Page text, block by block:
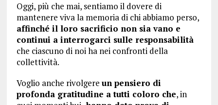
Oggi, più che mai, sentiamo il dovere di
mantenere viva la memoria di chi abbiamo perso,
affinché il loro sacrificio non sia vano e
continui a interrogarci sulle responsabilità
che ciascuno di noi ha nei confronti della
collettività.
Voglio anche rivolgere un pensiero di
profonda gratitudine a tutti coloro che, in